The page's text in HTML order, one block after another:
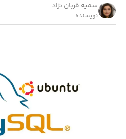
سمیه قربان نژاد
نویسنده